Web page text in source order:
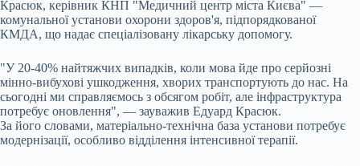
Красюк, керівник КНП "Медичний центр міста Києва" —
комунальної установи охорони здоров'я, підпорядкованої
КМДА, що надає спеціалізовану лікарську допомогу.
"У 20-40% найтяжчих випадків, коли мова йде про серйозні
мінно-вибухові ушкодження, хворих транспортують до нас. На
сьогодні ми справляємось з обсягом робіт, але інфраструктура
потребує оновлення", — зауважив Едуард Красюк.
За його словами, матеріально-технічна база установи потребує
модернізації, особливо відділення інтенсивної терапії.